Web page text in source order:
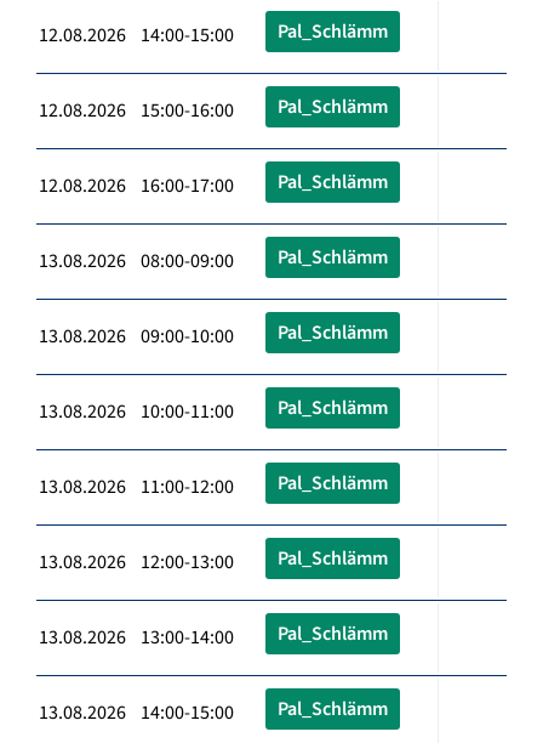
12.08.2026 14:00-15:00 Pal_Schlämm
12.08.2026 15:00-16:00 Pal_Schlämm
12.08.2026 16:00-17:00 Pal_Schlämm
13.08.2026 08:00-09:00 Pal_Schlämm
13.08.2026 09:00-10:00 Pal_Schlämm
13.08.2026 10:00-11:00 Pal_Schlämm
13.08.2026 11:00-12:00 Pal_Schlämm
13.08.2026 12:00-13:00 Pal_Schlämm
13.08.2026 13:00-14:00 Pal_Schlämm
13.08.2026 14:00-15:00 Pal_Schlämm